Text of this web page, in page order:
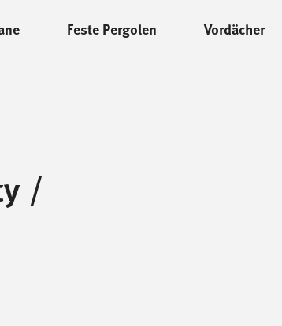
Feste Pergolen Vordächer
/